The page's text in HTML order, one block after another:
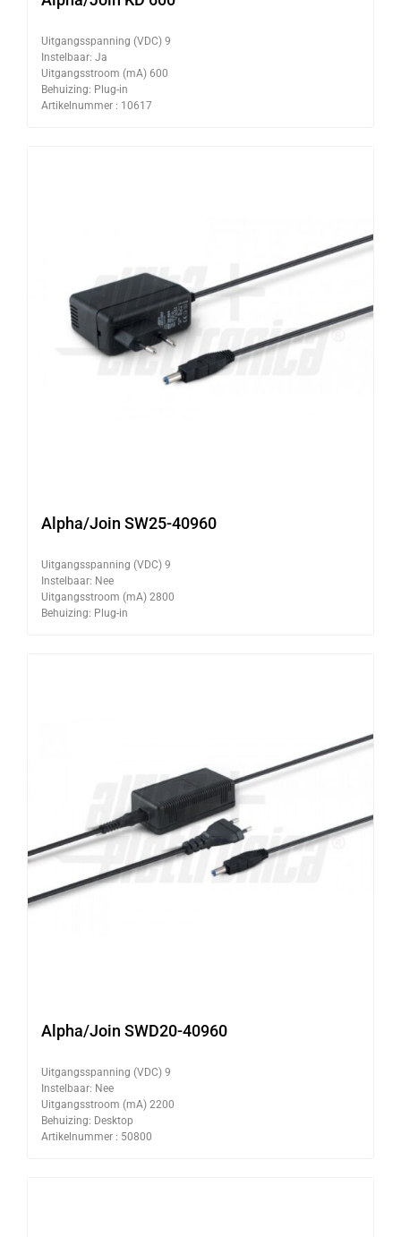
Uitgangsspanning (VDC) 9
Instelbaar: Ja
Uitgangsstroom (mA) 600
Behuizing: Plug-in
Artikelnummer : 10617
Alpha/Join SW25-40960
Uitgangsspanning (VDC) 9
Instelbaar: Nee
Uitgangsstroom (mA) 2800
Behuizing: Plug-in
Alpha/Join SWD20-40960
Uitgangsspanning (VDC) 9
Instelbaar: Nee
Uitgangsstroom (mA) 2200
Behuizing: Desktop
Artikelnummer : 50800